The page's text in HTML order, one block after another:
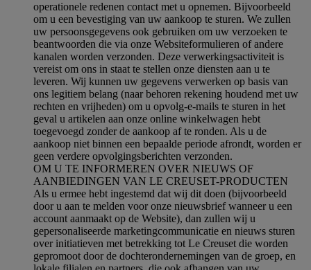
operationele redenen contact met u opnemen. Bijvoorbeeld
om u een bevestiging van uw aankoop te sturen. We zullen
uw persoonsgegevens ook gebruiken om uw verzoeken te
beantwoorden die via onze Websiteformulieren of andere
kanalen worden verzonden. Deze verwerkingsactiviteit is
vereist om ons in staat te stellen onze diensten aan u te
leveren. Wij kunnen uw gegevens verwerken op basis van
ons legitiem belang (naar behoren rekening houdend met uw
rechten en vrijheden) om u opvolg-e-mails te sturen in het
geval u artikelen aan onze online winkelwagen hebt
toegevoegd zonder de aankoop af te ronden. Als u de
aankoop niet binnen een bepaalde periode afrondt, worden er
geen verdere opvolgingsberichten verzonden.
OM U TE INFORMEREN OVER NIEUWS OF
AANBIEDINGEN VAN LE CREUSET-PRODUCTEN
Als u ermee hebt ingestemd dat wij dit doen (bijvoorbeeld
door u aan te melden voor onze nieuwsbrief wanneer u een
account aanmaakt op de Website), dan zullen wij u
gepersonaliseerde marketingcommunicatie en nieuws sturen
over initiatieven met betrekking tot Le Creuset die worden
gepromoot door de dochterondernemingen van de groep, en